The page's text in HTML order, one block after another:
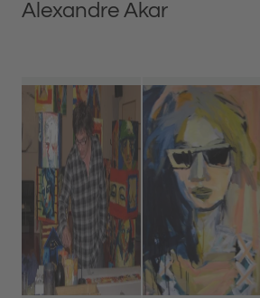
Alexandre Akar